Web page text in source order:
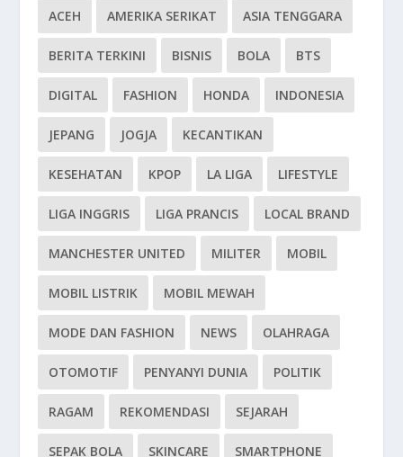
ACEH AMERIKA SERIKAT ASIA TENGGARA
BERITA TERKINI BISNIS BOLA BTS
DIGITAL FASHION HONDA INDONESIA
JEPANG JOGJA KECANTIKAN
KESEHATAN KPOP LA LIGA LIFESTYLE
LIGA INGGRIS LIGA PRANCIS LOCAL BRAND
MANCHESTER UNITED MILITER MOBIL
MOBIL LISTRIK MOBIL MEWAH
MODE DAN FASHION NEWS OLAHRAGA
OTOMOTIF PENYANYI DUNIA POLITIK
RAGAM REKOMENDASI SEJARAH
SEPAK BOLA SKINCARE SMARTPHONE